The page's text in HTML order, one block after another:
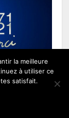
la meilleure
à utiliser ce
satisfait.